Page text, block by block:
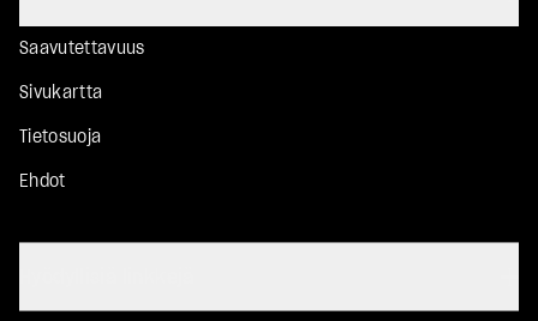
Saavutettavuus
Sivukartta
Tietosuoja
Ehdot